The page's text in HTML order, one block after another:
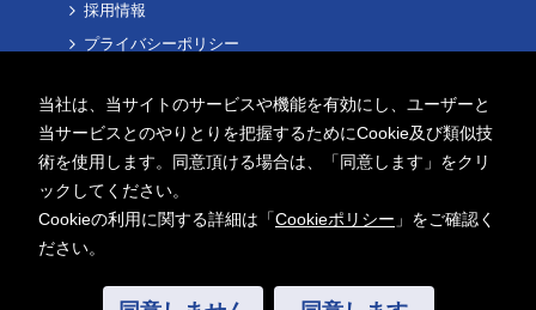
当社は、当サイトのサービスや機能を有効にし、ユーザーと
当サービスとのやりとりを把握するためにCookie及び類似技
術を使用します。同意頂ける場合は、「同意します」をクリ
ックしてください。
Cookieの利用に関する詳細は「Cookieポリシー 」をご確認く
ださい。
採用情報
プライバシーポリシー
Copyright ©2026 AITECH Solution Co.,Ltd.